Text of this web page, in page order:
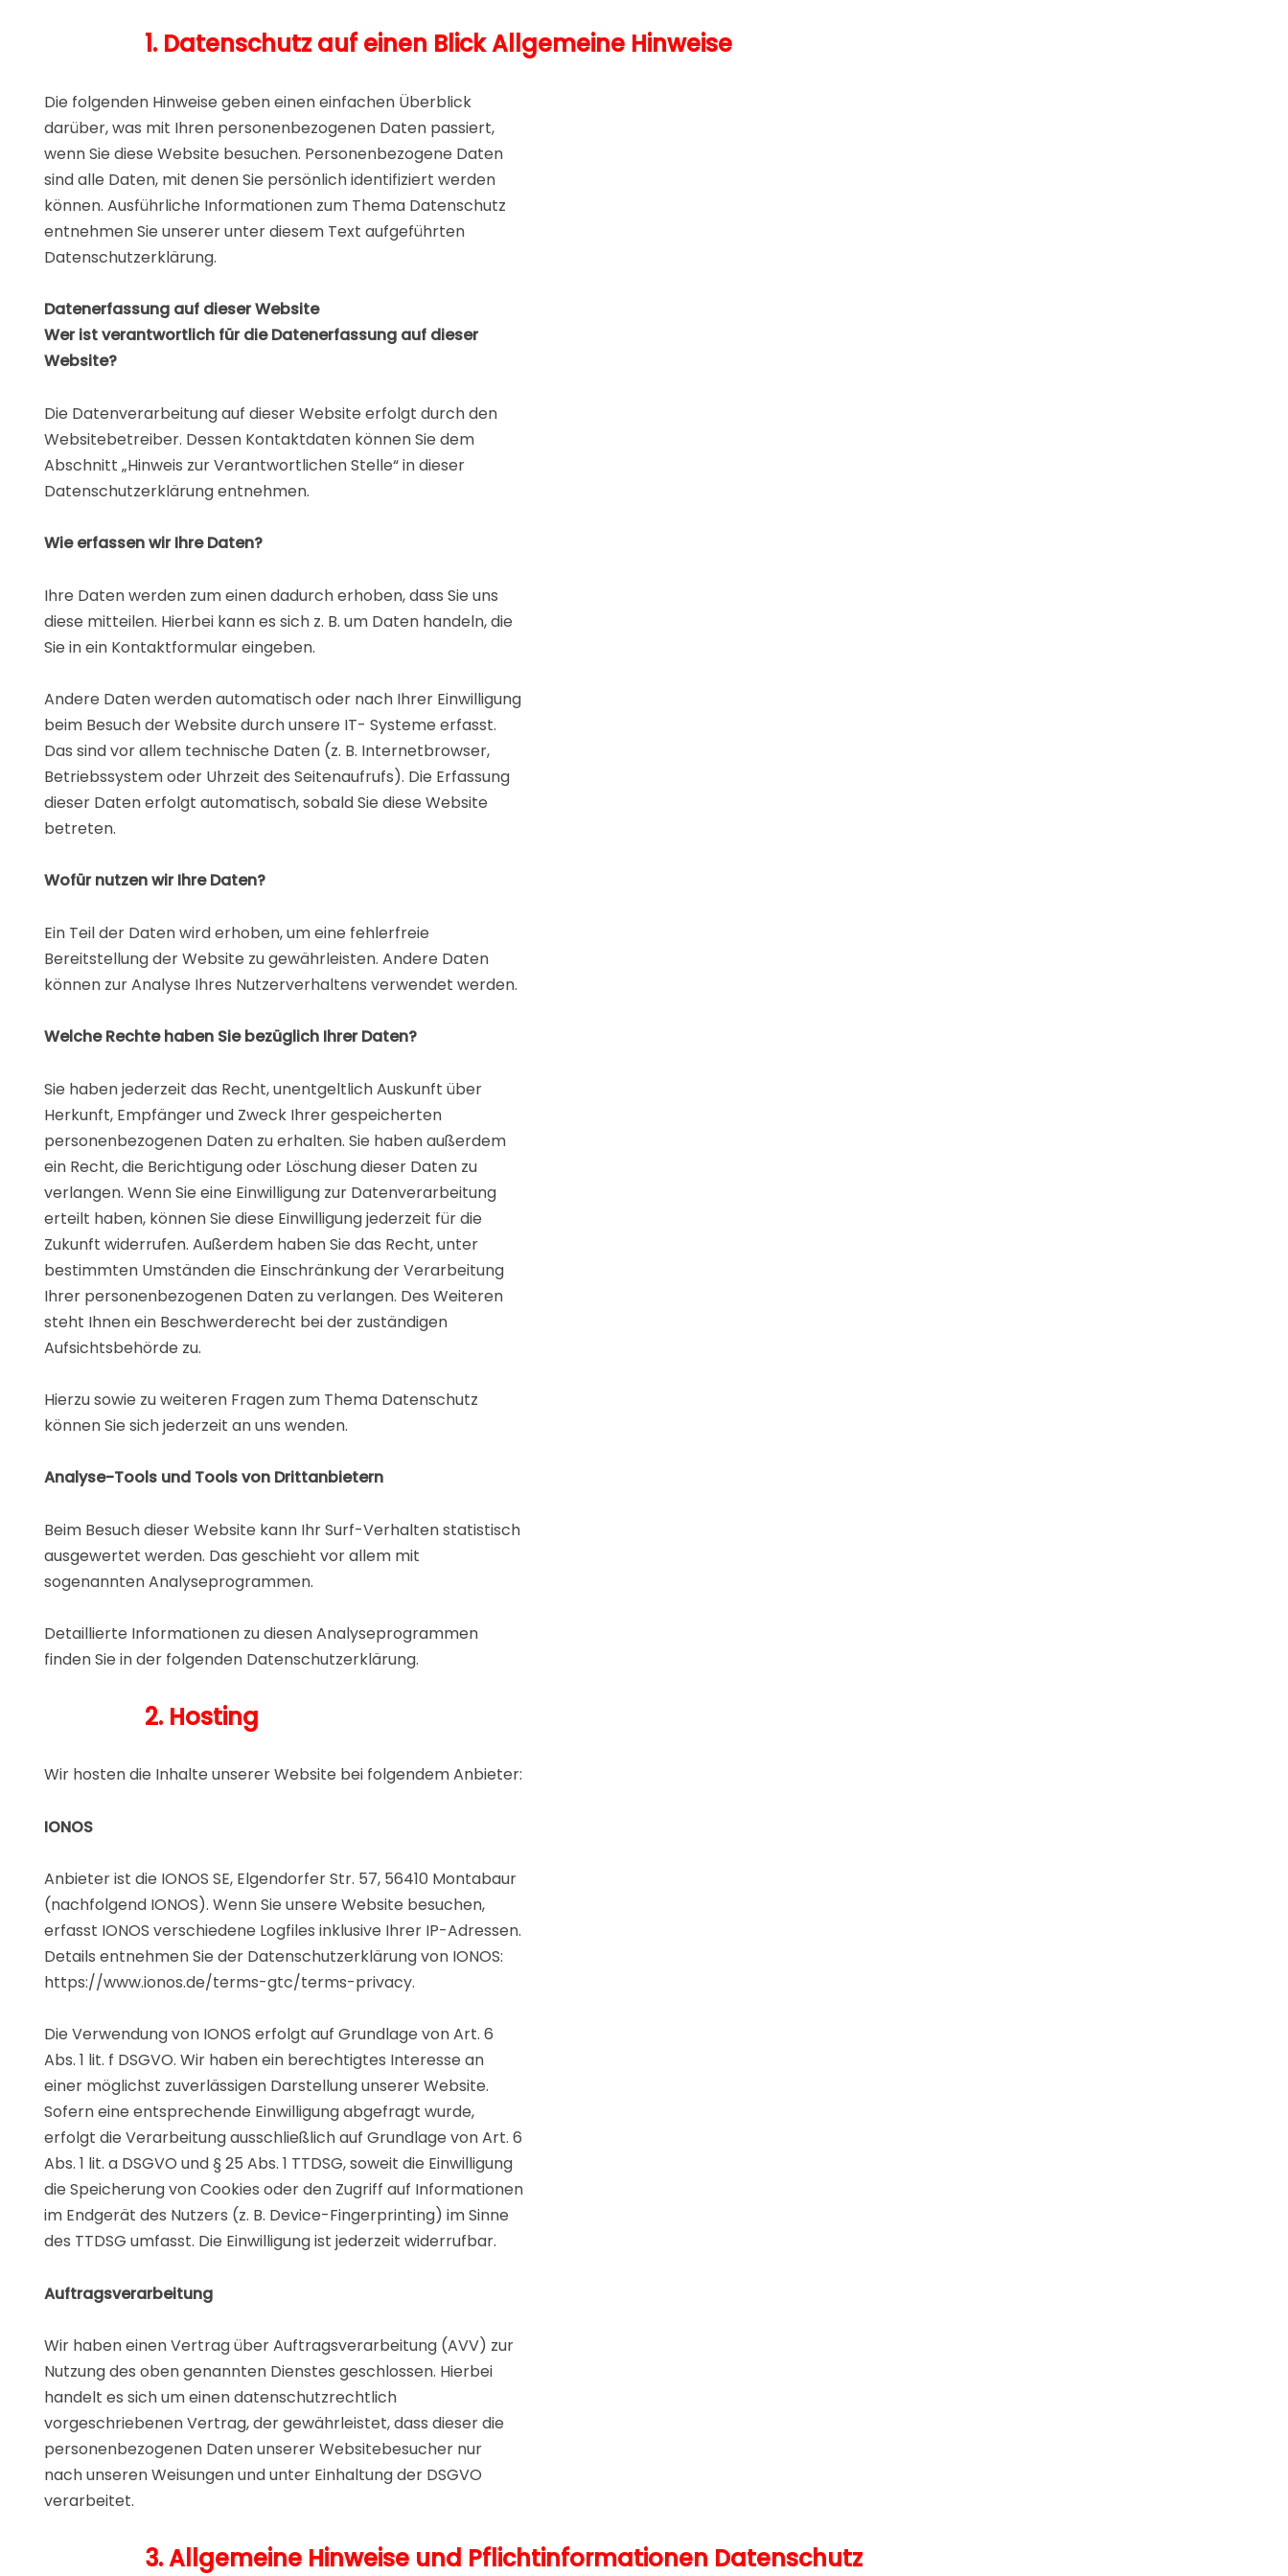
1. Datenschutz auf einen BlickAllgemeine Hinweise
Die folgenden Hinweise geben einen einfachen Überblick
darüber, was mit Ihren personenbezogenen Daten passiert,
wenn Sie diese Website besuchen. Personenbezogene Daten
sind alle Daten, mit denen Sie persönlich identifiziert werden
können. Ausführliche Informationen zum Thema Datenschutz
entnehmen Sie unserer unter diesem Text aufgeführten
Datenschutzerklärung.
Datenerfassung auf dieser Website
Wer ist verantwortlich für die Datenerfassung auf dieser
Website?
Die Datenverarbeitung auf dieser Website erfolgt durch den
Websitebetreiber. Dessen Kontaktdaten können Sie dem
Abschnitt „Hinweis zur Verantwortlichen Stelle“ in dieser
Datenschutzerklärung entnehmen.
Wie erfassen wir Ihre Daten?
Ihre Daten werden zum einen dadurch erhoben, dass Sie uns
diese mitteilen. Hierbei kann es sich z. B. um Daten handeln, die
Sie in ein Kontaktformular eingeben.
Andere Daten werden automatisch oder nach Ihrer Einwilligung
beim Besuch der Website durch unsere IT- Systeme erfasst.
Das sind vor allem technische Daten (z. B. Internetbrowser,
Betriebssystem oder Uhrzeit des Seitenaufrufs). Die Erfassung
dieser Daten erfolgt automatisch, sobald Sie diese Website
betreten.
Wofür nutzen wir Ihre Daten?
Ein Teil der Daten wird erhoben, um eine fehlerfreie
Bereitstellung der Website zu gewährleisten. Andere Daten
können zur Analyse Ihres Nutzerverhaltens verwendet werden.
Welche Rechte haben Sie bezüglich Ihrer Daten?
Sie haben jederzeit das Recht, unentgeltlich Auskunft über
Herkunft, Empfänger und Zweck Ihrer gespeicherten
personenbezogenen Daten zu erhalten. Sie haben außerdem
ein Recht, die Berichtigung oder Löschung dieser Daten zu
verlangen. Wenn Sie eine Einwilligung zur Datenverarbeitung
erteilt haben, können Sie diese Einwilligung jederzeit für die
Zukunft widerrufen. Außerdem haben Sie das Recht, unter
bestimmten Umständen die Einschränkung der Verarbeitung
Ihrer personenbezogenen Daten zu verlangen. Des Weiteren
steht Ihnen ein Beschwerderecht bei der zuständigen
Aufsichtsbehörde zu.
Hierzu sowie zu weiteren Fragen zum Thema Datenschutz
können Sie sich jederzeit an uns wenden.
Analyse-Tools und Tools von Drittanbietern
Beim Besuch dieser Website kann Ihr Surf-Verhalten statistisch
ausgewertet werden. Das geschieht vor allem mit
sogenannten Analyseprogrammen.
Detaillierte Informationen zu diesen Analyseprogrammen
finden Sie in der folgenden Datenschutzerklärung.
2. Hosting
Wir hosten die Inhalte unserer Website bei folgendem Anbieter:
IONOS
Anbieter ist die IONOS SE, Elgendorfer Str. 57, 56410 Montabaur
(nachfolgend IONOS). Wenn Sie unsere Website besuchen,
erfasst IONOS verschiedene Logfiles inklusive Ihrer IP-Adressen.
Details entnehmen Sie der Datenschutzerklärung von IONOS:
https://www.ionos.de/terms-gtc/terms-privacy.
Die Verwendung von IONOS erfolgt auf Grundlage von Art. 6
Abs. 1 lit. f DSGVO. Wir haben ein berechtigtes Interesse an
einer möglichst zuverlässigen Darstellung unserer Website.
Sofern eine entsprechende Einwilligung abgefragt wurde,
erfolgt die Verarbeitung ausschließlich auf Grundlage von Art. 6
Abs. 1 lit. a DSGVO und § 25 Abs. 1 TTDSG, soweit die Einwilligung
die Speicherung von Cookies oder den Zugriff auf Informationen
im Endgerät des Nutzers (z. B. Device-Fingerprinting) im Sinne
des TTDSG umfasst. Die Einwilligung ist jederzeit widerrufbar.
Auftragsverarbeitung
Wir haben einen Vertrag über Auftragsverarbeitung (AVV) zur
Nutzung des oben genannten Dienstes geschlossen. Hierbei
handelt es sich um einen datenschutzrechtlich
vorgeschriebenen Vertrag, der gewährleistet, dass dieser die
personenbezogenen Daten unserer Websitebesucher nur
nach unseren Weisungen und unter Einhaltung der DSGVO
verarbeitet.
3. Allgemeine Hinweise und Pflichtinformationen Datenschutz